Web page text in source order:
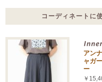
コーディネートに
アン
ャガ
ー
￥